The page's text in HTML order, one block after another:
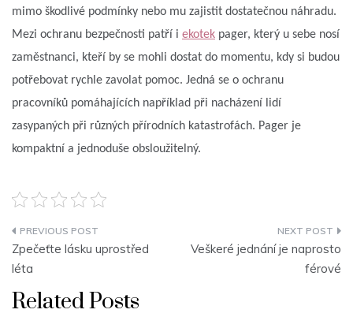
mimo škodlivé podmínky nebo mu zajistit dostatečnou náhradu.
Mezi ochranu bezpečnosti patří i ekotek pager, který u sebe nosí
zaměstnanci, kteří by se mohli dostat do momentu, kdy si budou
potřebovat rychle zavolat pomoc. Jedná se o ochranu
pracovníků pomáhajících například při nacházení lidí
zasypaných při různých přírodních katastrofách. Pager je
kompaktní a jednoduše obsloužitelný.
Navigace
pro
příspěvek
Zpečeťte lásku uprostřed
léta
Veškeré jednání je naprosto
férové
Related Posts